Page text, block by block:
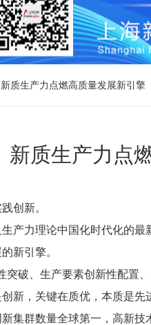
新质生产力点燃高质量发展新引擎
新质生产力点
创新。
产力理论中国化时代化的
新引擎。
突破、生产要素创新性配置
新，关键在质优，本质是先
集群数量全球第一，高新